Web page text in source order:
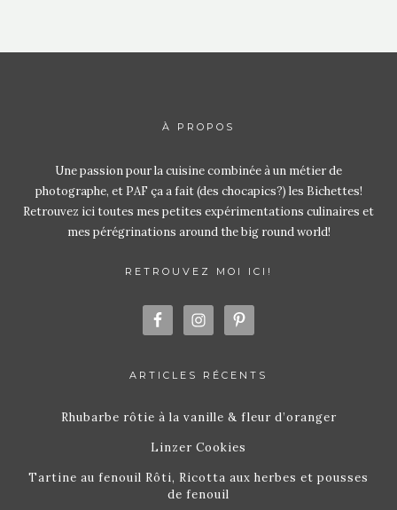
À PROPOS
Une passion pour la cuisine combinée à un métier de
photographe, et PAF ça a fait (des chocapics?) les Bichettes!
Retrouvez ici toutes mes petites expérimentations culinaires et
mes pérégrinations around the big round world!
RETROUVEZ MOI ICI!
ARTICLES RÉCENTS
Rhubarbe rôtie à la vanille & fleur d’oranger
Linzer Cookies
Tartine au fenouil Rôti, Ricotta aux herbes et pousses
de fenouil